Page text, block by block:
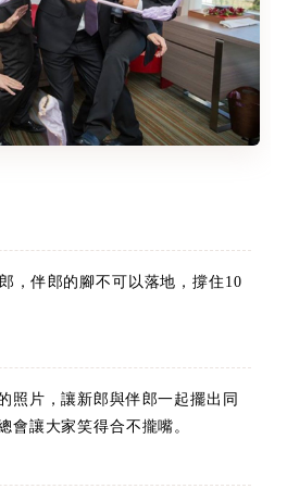
，伴郎的腳不可以落地，撐住10
照片，讓新郎與伴郎一起擺出同
會讓大家笑得合不攏嘴。